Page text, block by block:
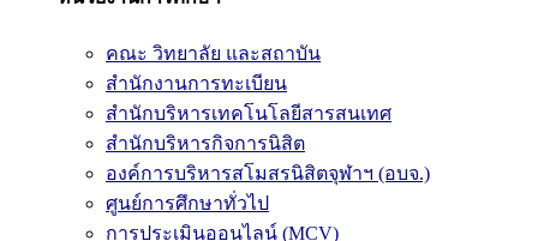
คณะ วิทยาลัย และสถาบัน
สำนักงานการทะเบียน
สำนักบริหารเทคโนโลยีสารสนเทศ
สำนักบริหารกิจการนิสิต
องค์การบริหารสโมสรนิสิตจุฬาฯ (อบจ.)
ศูนย์การศึกษาทั่วไป
การประเมินออนไลน์ (MCV)